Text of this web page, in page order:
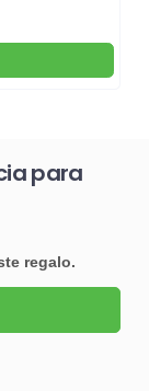
para
regalo.